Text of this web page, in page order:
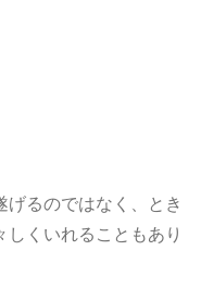
るのではなく、とき
くいれることもあり